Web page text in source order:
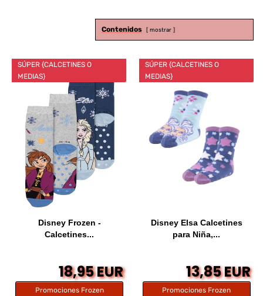
Contenidos mostrar
SÚPER {CALCETINES O
MEDIAS}
Disney Frozen -
Calcetines...
18,95 EUR
Promociones Frozen
SÚPER {CALCETINES O
MEDIAS}
Disney Elsa Calcetines
para Niña,...
13,85 EUR
Promociones Frozen